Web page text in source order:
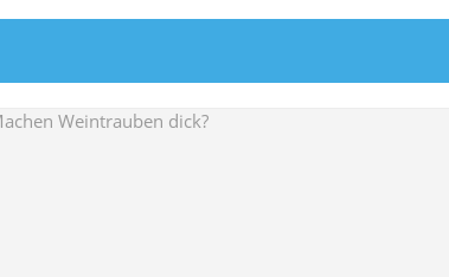
Weintrauben dick?